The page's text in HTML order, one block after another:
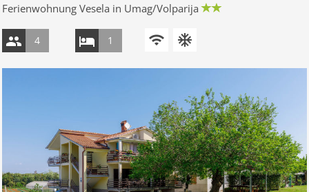
Ferienwohnung Vesela in Umag/Volparija
4 1